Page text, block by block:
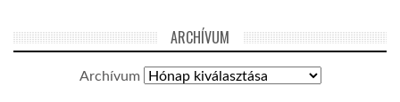
ARCHÍVUM
Archívum